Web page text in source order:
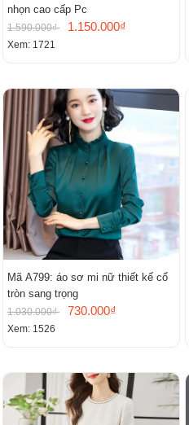
nhọn cao cấp Pc
1.590.000₫ 1.150.000₫
Xem: 1721
Mã A799: áo sơ mi nữ thiết kế cổ
tròn sang trọng
1.030.000₫ 730.000₫
Xem: 1526